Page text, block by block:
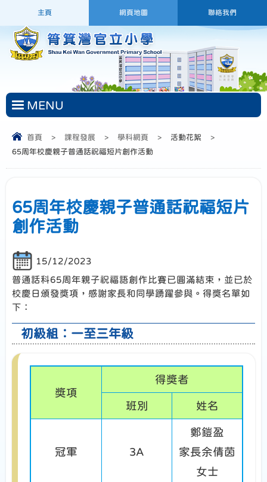
主頁 網頁地圖 聯絡我們
MENU
首頁 > 課程發展 > 學科網頁 > 活動花絮
>
65周年校慶親子普通話祝福短片創作活動
65周年校慶親子普通話祝福短片
創作活動
15/12/2023
普通話科65周年親子祝福語創作比賽已圓滿結束，並已於
校慶日頒發獎項，感謝家長和同學踴躍參與。得獎名單如
下：
初級組︰一至三年級
獎項
得獎者
班別 姓名
冠軍 3A
鄭鎧盈
家長余倩茵
女士